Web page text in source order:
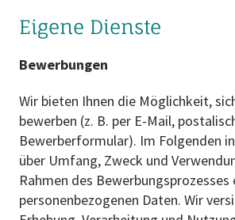
Eigene Dienste
Bewerbungen
Wir bieten Ihnen die Möglichkeit,
bewerben (z. B. per E-Mail,
Bewerberformular). Im Folgenden
über Umfang, Zweck und
Rahmen des Bewerbungsprozesses
personenbezogenen Daten. Wir